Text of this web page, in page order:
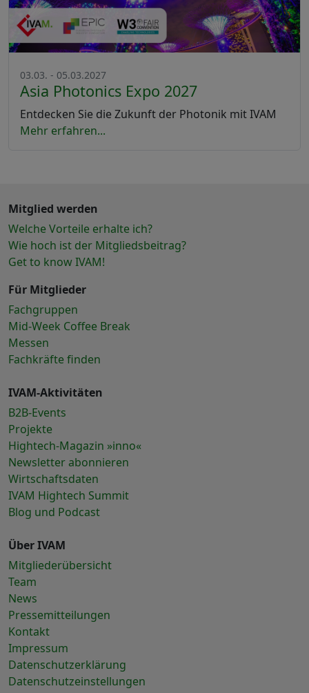
03.03. - 05.03.2027
Asia Photonics Expo 2027
Entdecken Sie die Zukunft der Photonik mit IVAM
Mehr erfahren...
Mitglied werden
Welche Vorteile erhalte ich?
Wie hoch ist der Mitgliedsbeitrag?
Get to know IVAM!
Für Mitglieder
Fachgruppen
Mid-Week Coffee Break
Messen
Fachkräfte finden
IVAM-Aktivitäten
B2B-Events
Projekte
Hightech-Magazin »inno«
Newsletter abonnieren
Wirtschaftsdaten
IVAM Hightech Summit
Blog und Podcast
Über IVAM
Mitgliederübersicht
Team
News
Pressemitteilungen
Kontakt
Impressum
Datenschutzerklärung
Datenschutzeinstellungen